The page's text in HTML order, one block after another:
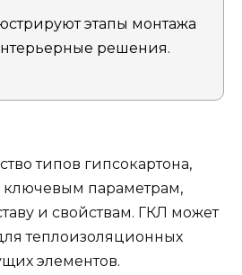
этапы монтажа
решения.
типов гипсокартона,
ключевым параметрам,
и свойствам. ГКЛ может
теплоизоляционных
элементов.